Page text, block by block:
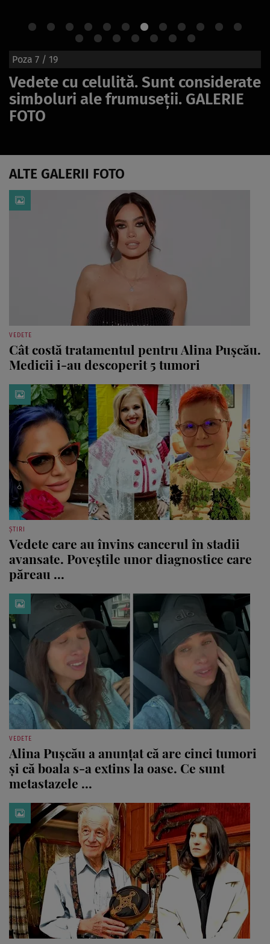
Poza 7 / 19
Vedete cu celulită. Sunt considerate
simboluri ale frumuseţii. GALERIE
FOTO
ALTE GALERII FOTO
VEDETE
Cât costă tratamentul pentru Alina Pușcău.
Medicii i-au descoperit 5 tumori
ȘTIRI
Vedete care au învins cancerul în stadii
avansate. Poveștile unor diagnostice care
păreau ...
VEDETE
Alina Pușcău a anunțat că are cinci tumori
și că boala s-a extins la oase. Ce sunt
metastazele ...